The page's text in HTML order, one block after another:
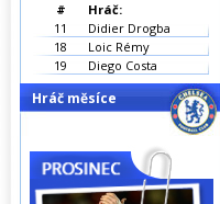
#
Hráč:
11
Didier Drogba
18
Loic Rémy
19
Diego Costa
Hráč měsíce